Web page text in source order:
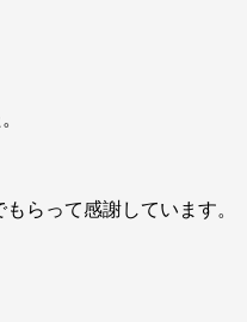
らって感謝しています。